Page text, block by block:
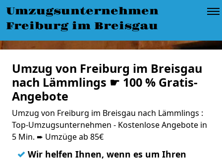
Umzugsunternehmen
Freiburg im Breisgau
Umzug von Freiburg im Breisgau
nach Lämmlings ☛ 100 % Gratis-
Angebote
Umzug von Freiburg im Breisgau nach Lämmlings :
Top-Umzugsunternehmen - Kostenlose Angebote in
5 Min. ➨ Umzüge ab 85€
✓ Wir helfen Ihnen, wenn es um Ihren